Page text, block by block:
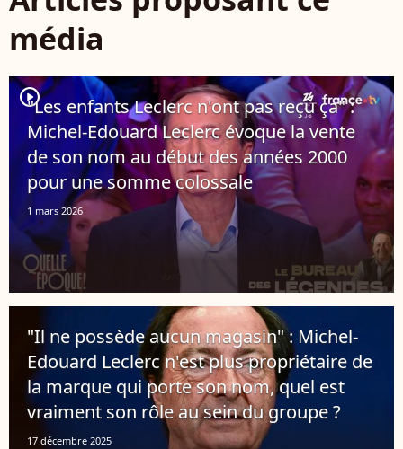
média
player2
"Les enfants Leclerc n'ont pas reçu ça" :
Michel-Edouard Leclerc évoque la vente
de son nom au début des années 2000
pour une somme colossale
1 mars 2026
"Il ne possède aucun magasin" : Michel-
Edouard Leclerc n'est plus propriétaire de
la marque qui porte son nom, quel est
vraiment son rôle au sein du groupe ?
17 décembre 2025